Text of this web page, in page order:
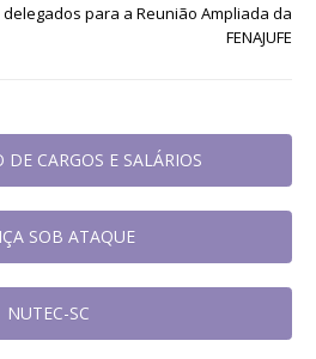
para a Reunião Ampliada da
FENAJUFE
CARGOS E SALÁRIOS
SOB ATAQUE
NUTEC-SC